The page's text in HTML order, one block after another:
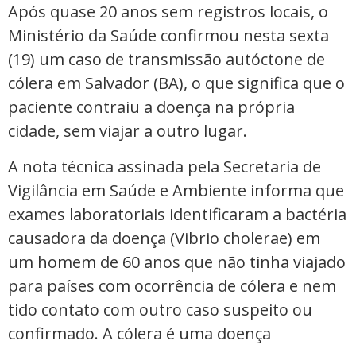
Após quase 20 anos sem registros locais, o
Ministério da Saúde confirmou nesta sexta
(19) um caso de transmissão autóctone de
cólera em Salvador (BA), o que significa que o
paciente contraiu a doença na própria
cidade, sem viajar a outro lugar.
A nota técnica assinada pela Secretaria de
Vigilância em Saúde e Ambiente informa que
exames laboratoriais identificaram a bactéria
causadora da doença (Vibrio cholerae) em
um homem de 60 anos que não tinha viajado
para países com ocorrência de cólera e nem
tido contato com outro caso suspeito ou
confirmado. A cólera é uma doença